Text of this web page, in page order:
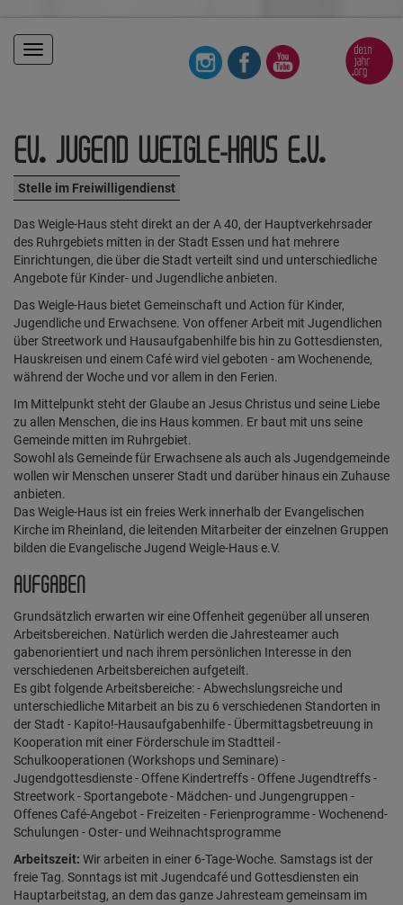
Toggle
navigation
EV. JUGEND WEIGLE-HAUS E.V.
Stelle im Freiwilligendienst
Das Weigle-Haus steht direkt an der A 40, der Hauptverkehrsader
des Ruhrgebiets mitten in der Stadt Essen und hat mehrere
Einrichtungen, die über die Stadt verteilt sind und unterschiedliche
Angebote für Kinder- und Jugendliche anbieten.
Das Weigle-Haus bietet Gemeinschaft und Action für Kinder,
Jugendliche und Erwachsene. Von offener Arbeit mit Jugendlichen
über Streetwork und Hausaufgabenhilfe bis hin zu Gottesdiensten,
Hauskreisen und einem Café wird viel geboten - am Wochenende,
während der Woche und vor allem in den Ferien.
Im Mittelpunkt steht der Glaube an Jesus Christus und seine Liebe
zu allen Menschen, die ins Haus kommen. Er baut mit uns seine
Gemeinde mitten im Ruhrgebiet.
Sowohl als Gemeinde für Erwachsene als auch als Jugendgemeinde
wollen wir Menschen unserer Stadt und darüber hinaus ein Zuhause
anbieten.
Das Weigle-Haus ist ein freies Werk innerhalb der Evangelischen
Kirche im Rheinland, die leitenden Mitarbeiter der einzelnen Gruppen
bilden die Evangelische Jugend Weigle-Haus e.V.
AUFGABEN
Grundsätzlich erwarten wir eine Offenheit gegenüber all unseren
Arbeitsbereichen. Natürlich werden die Jahresteamer auch
gabenorientiert und nach ihrem persönlichen Interesse in den
verschiedenen Arbeitsbereichen aufgeteilt.
Es gibt folgende Arbeitsbereiche: - Abwechslungsreiche und
unterschiedliche Mitarbeit an bis zu 6 verschiedenen Standorten in
der Stadt - Kapito!-Hausaufgabenhilfe - Übermittagsbetreuung in
Kooperation mit einer Förderschule im Stadtteil -
Schulkooperationen (Workshops und Seminare) -
Jugendgottesdienste - Offene Kindertreffs - Offene Jugendtreffs -
Streetwork - Sportangebote - Mädchen- und Jungengruppen -
Offenes Café-Angebot - Freizeiten - Ferienprogramme - Wochenend-
Schulungen - Oster- und Weihnachtsprogramme
Arbeitszeit: Wir arbeiten in einer 6-Tage-Woche. Samstags ist der
freie Tag. Sonntags ist mit Jugendcafé und Gottesdiensten ein
Hauptarbeitstag, an dem das ganze Jahresteam gemeinsam im